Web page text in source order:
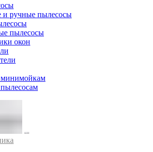
и ручные пылесосы
пылесосы
окон
минимойкам